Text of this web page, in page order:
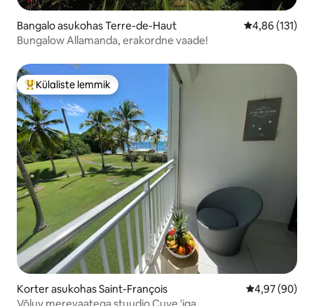
Bangalo asukohas Terre-de-Haut Keskmine
4,86 (131)
Bungalow Allamanda, erakordne vaade!
Külaliste suur lemmik
Külaliste lemmik
Korter asukohas Saint-François Keskmine
4,97 (90)